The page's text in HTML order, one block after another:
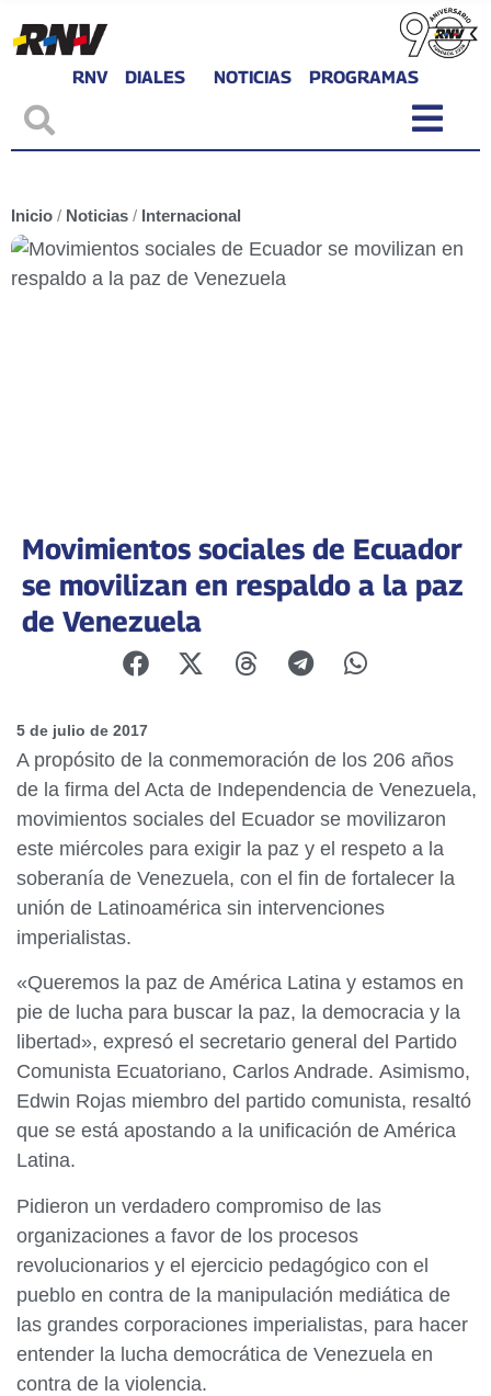
RNV DIALES NOTICIAS PROGRAMAS
Inicio / Noticias / Internacional
Movimientos sociales de Ecuador
se movilizan en respaldo a la paz
de Venezuela
5 de julio de 2017
A propósito de la conmemoración de los 206 años
de la firma del Acta de Independencia de Venezuela,
movimientos sociales del Ecuador se movilizaron
este miércoles para exigir la paz y el respeto a la
soberanía de Venezuela, con el fin de fortalecer la
unión de Latinoamérica sin intervenciones
imperialistas.
«Queremos la paz de América Latina y estamos en
pie de lucha para buscar la paz, la democracia y la
libertad», expresó el secretario general del Partido
Comunista Ecuatoriano, Carlos Andrade. Asimismo,
Edwin Rojas miembro del partido comunista, resaltó
que se está apostando a la unificación de América
Latina.
Pidieron un verdadero compromiso de las
organizaciones a favor de los procesos
revolucionarios y el ejercicio pedagógico con el
pueblo en contra de la manipulación mediática de
las grandes corporaciones imperialistas, para hacer
entender la lucha democrática de Venezuela en
contra de la violencia.